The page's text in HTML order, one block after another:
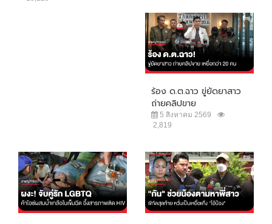
ร้อง ด.ต.ฉาว ขู่ยัดยาสาว
ถ่ายคลิปขาย
5 สิงหาคม 2569
2,819